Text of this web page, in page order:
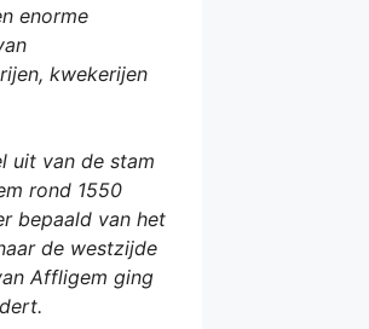
enorme
kwekerijen
uit van de stam
rond 1550
bepaald van het
de westzijde
Affligem ging